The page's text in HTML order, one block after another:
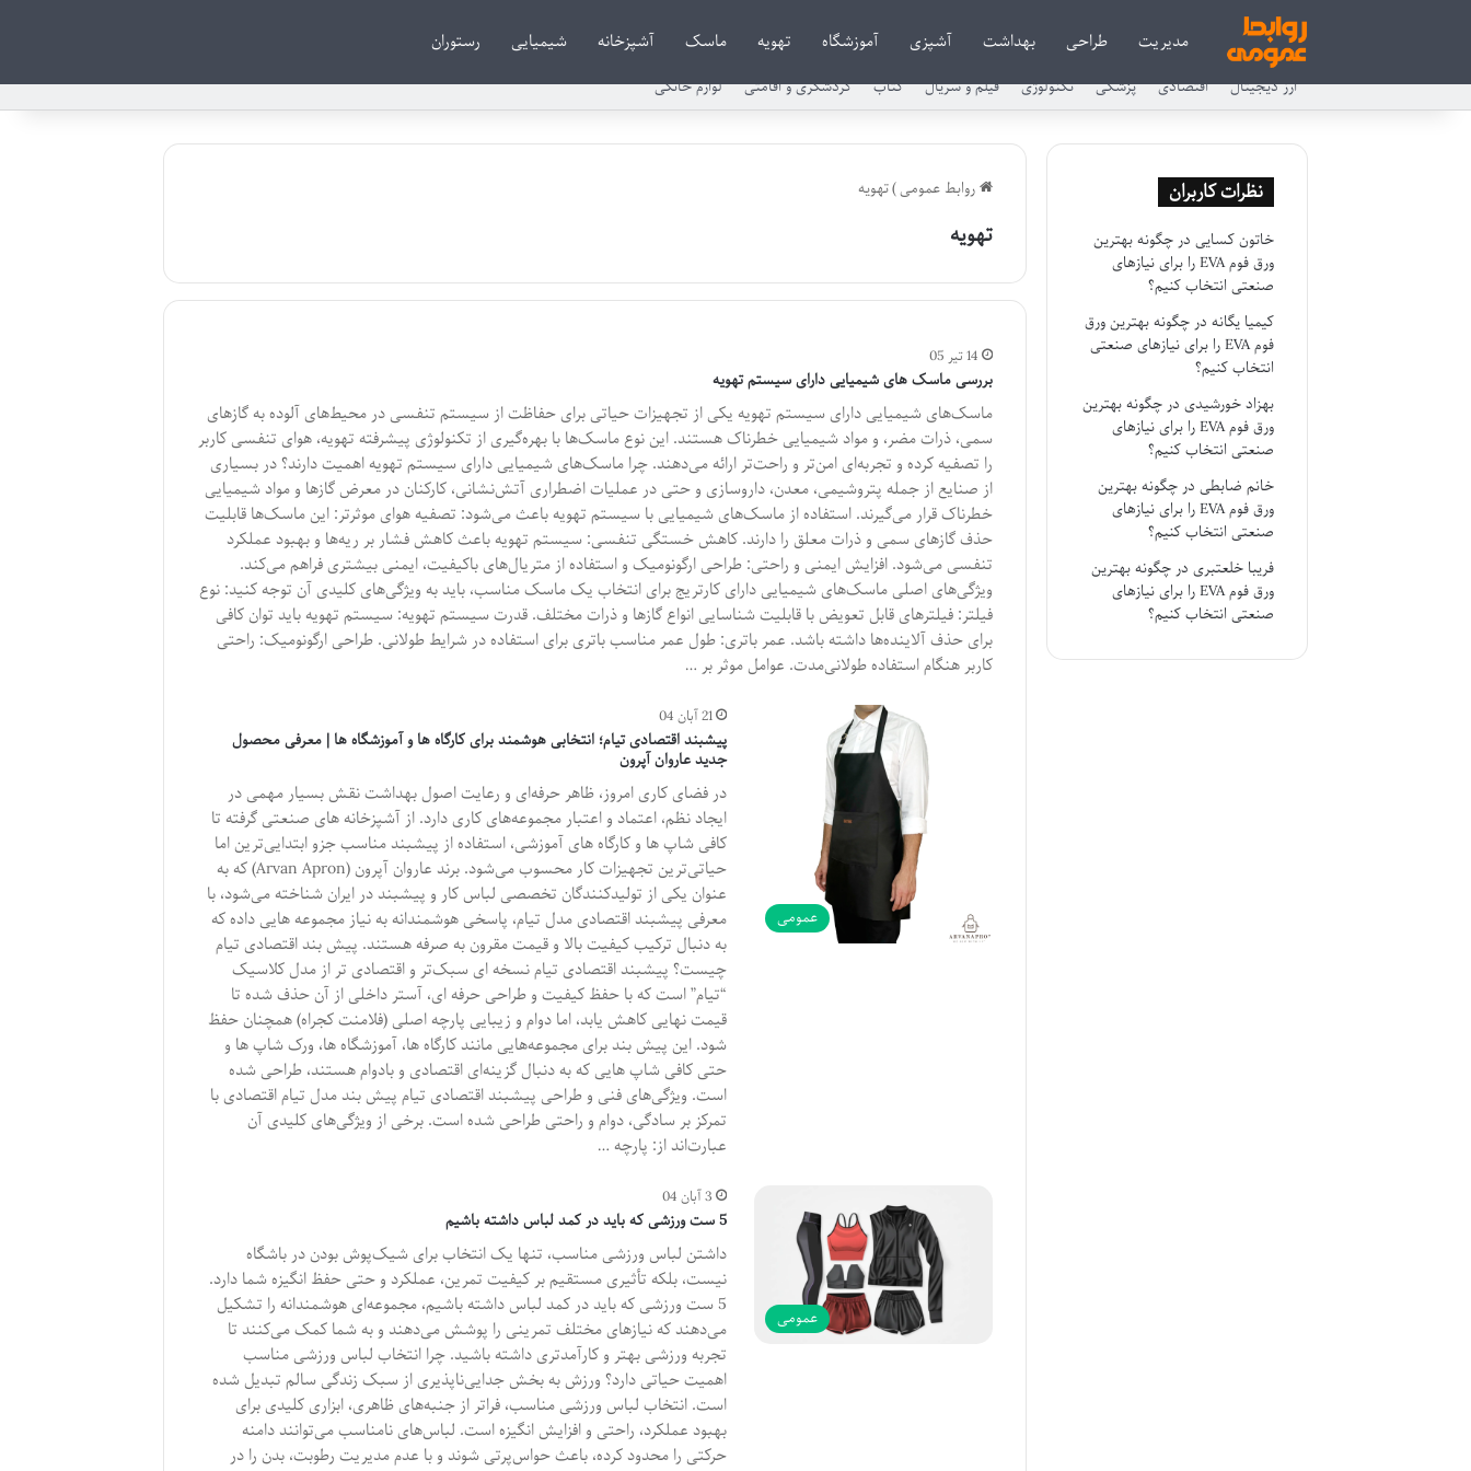
مدیریت طراحی بهداشت آشپزی آموزشگاه تهویه ماسک آشپزخانه شیمیایی رستوران
ارز دیجیتال اقتصادی پزشکی تکنولوژی فیلم و سریال کتاب گردشگری و اقامتی لوازم خانگی
روابط عمومی)تهویه
تهویه
14 تیر 05
بررسی ماسک های شیمیایی دارای سیستم تهویه
ماسک‌های شیمیایی دارای سیستم تهویه یکی از تجهیزات حیاتی برای حفاظت از سیستم تنفسی در محیط‌های آلوده به گازهای
سمی، ذرات مضر، و مواد شیمیایی خطرناک هستند. این نوع ماسک‌ها با بهره‌گیری از تکنولوژی پیشرفته تهویه، هوای تنفسی کاربر
را تصفیه کرده و تجربه‌ای امن‌تر و راحت‌تر ارائه می‌دهند. چرا ماسک‌های شیمیایی دارای سیستم تهویه اهمیت دارند؟ در بسیاری
از صنایع از جمله پتروشیمی، معدن، داروسازی و حتی در عملیات اضطراری آتش‌نشانی، کارکنان در معرض گازها و مواد شیمیایی
خطرناک قرار می‌گیرند. استفاده از ماسک‌های شیمیایی با سیستم تهویه باعث می‌شود: تصفیه هوای موثرتر: این ماسک‌ها قابلیت
حذف گازهای سمی و ذرات معلق را دارند. کاهش خستگی تنفسی: سیستم تهویه باعث کاهش فشار بر ریه‌ها و بهبود عملکرد
تنفسی می‌شود. افزایش ایمنی و راحتی: طراحی ارگونومیک و استفاده از متریال‌های باکیفیت، ایمنی بیشتری فراهم می‌کند.
ویژگی‌های اصلی ماسک‌های شیمیایی دارای کارتریج برای انتخاب یک ماسک مناسب، باید به ویژگی‌های کلیدی آن توجه کنید: نوع
فیلتر: فیلترهای قابل تعویض با قابلیت شناسایی انواع گازها و ذرات مختلف. قدرت سیستم تهویه: سیستم تهویه باید توان کافی
برای حذف آلاینده‌ها داشته باشد. عمر باتری: طول عمر مناسب باتری برای استفاده در شرایط طولانی. طراحی ارگونومیک: راحتی
کاربر هنگام استفاده طولانی‌مدت. عوامل موثر بر …
عمومی
21 آبان 04
پیشبند اقتصادی تیام؛ انتخابی هوشمند برای کارگاه ها و آموزشگاه ها | معرفی محصول
جدید عاروان آپرون
در فضای کاری امروز، ظاهر حرفه‌ای و رعایت اصول بهداشت نقش بسیار مهمی در
ایجاد نظم، اعتماد و اعتبار مجموعه‌های کاری دارد. از آشپزخانه‌ های صنعتی گرفته تا
کافی‌ شاپ‌ ها و کارگاه‌ های آموزشی، استفاده از پیشبند مناسب جزو ابتدایی‌ترین اما
حیاتی‌ترین تجهیزات کار محسوب می‌شود. برند عاروان آپرون (Arvan Apron) که به
عنوان یکی از تولیدکنندگان تخصصی لباس کار و پیشبند در ایران شناخته می‌شود، با
معرفی پیشبند اقتصادی مدل تیام، پاسخی هوشمندانه به نیاز مجموعه‌ هایی داده که
به دنبال ترکیب کیفیت بالا و قیمت مقرون‌ به‌ صرفه هستند. پیش بند اقتصادی تیام
چیست؟ پیشبند اقتصادی تیام نسخه‌ ای سبک‌تر و اقتصادی‌ تر از مدل کلاسیک
“تیام” است که با حفظ کیفیت و طراحی حرفه‌ ای، آستر داخلی از آن حذف شده تا
قیمت نهایی کاهش یابد، اما دوام و زیبایی پارچه اصلی (فلامنت کجراه) همچنان حفظ
شود. این پیش بند برای مجموعه‌هایی مانند کارگاه‌ ها، آموزشگاه‌ ها، ورک‌ شاپ‌ ها و
حتی کافی‌ شاپ‌ هایی که به دنبال گزینه‌ای اقتصادی و بادوام هستند، طراحی شده
است. ویژگی‌های فنی و طراحی پیشبند اقتصادی تیام پیش بند مدل تیام اقتصادی با
تمرکز بر سادگی، دوام و راحتی طراحی شده است. برخی از ویژگی‌های کلیدی آن
عبارت‌اند از: پارچه …
عمومی
3 آبان 04
5 ست ورزشی که باید در کمد لباس داشته باشیم
داشتن لباس ورزشی مناسب، تنها یک انتخاب برای شیک‌پوش بودن در باشگاه
نیست، بلکه تأثیری مستقیم بر کیفیت تمرین، عملکرد و حتی حفظ انگیزه شما دارد.
5 ست ورزشی که باید در کمد لباس داشته باشیم، مجموعه‌ای هوشمندانه را تشکیل
می‌دهند که نیازهای مختلف تمرینی را پوشش می‌دهند و به شما کمک می‌کنند تا
تجربه ورزشی بهتر و کارآمدتری داشته باشید. چرا انتخاب لباس ورزشی مناسب
اهمیت حیاتی دارد؟ ورزش به بخش جدایی‌ناپذیری از سبک زندگی سالم تبدیل شده
است. انتخاب لباس ورزشی مناسب، فراتر از جنبه‌های ظاهری، ابزاری کلیدی برای
بهبود عملکرد، راحتی و افزایش انگیزه است. لباس‌های نامناسب می‌توانند دامنه
حرکتی را محدود کرده، باعث حواس‌پرتی شوند و با عدم مدیریت رطوبت، بدن را در
نظرات کاربران
خاتون کسایی درچگونه بهترین
ورق فوم EVA را برای نیازهای
صنعتی انتخاب کنیم؟
کیمیا یگانه درچگونه بهترین ورق
فوم EVA را برای نیازهای صنعتی
انتخاب کنیم؟
بهزاد خورشیدی درچگونه بهترین
ورق فوم EVA را برای نیازهای
صنعتی انتخاب کنیم؟
خانم ضابطی درچگونه بهترین
ورق فوم EVA را برای نیازهای
صنعتی انتخاب کنیم؟
فریبا خلعتبری درچگونه بهترین
ورق فوم EVA را برای نیازهای
صنعتی انتخاب کنیم؟